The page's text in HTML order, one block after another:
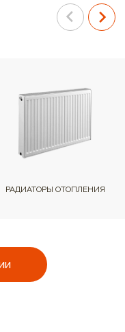
РАДИАТОРЫ ОТОПЛЕНИЯ